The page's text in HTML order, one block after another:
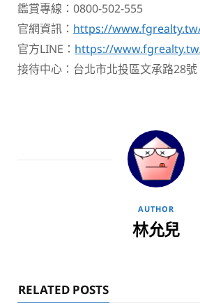
鑑賞專線：0800-502-555
官網資訊： https://
官方LINE： https://
接待中心：台北市北投區文承路28號
AUTHOR
林允兒
RELATED POSTS